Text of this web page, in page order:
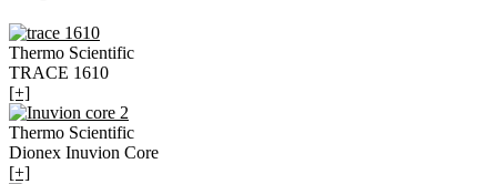
Thermo Scientific
TRACE 1610
[+]
Thermo Scientific
Dionex Inuvion Core
[+]